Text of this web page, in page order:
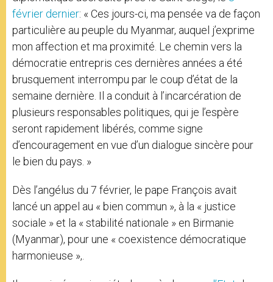
février dernier: « Ces jours-ci, ma pensée va de façon
particulière au peuple du Myanmar, auquel j’exprime
mon affection et ma proximité. Le chemin vers la
démocratie entrepris ces dernières années a été
brusquement interrompu par le coup d’état de la
semaine dernière. Il a conduit à l’incarcération de
plusieurs responsables politiques, qui je l’espère
seront rapidement libérés, comme signe
d’encouragement en vue d’un dialogue sincère pour
le bien du pays. »
Dès l’angélus du 7 février, le pape François avait
lancé un appel au « bien commun », à la « justice
sociale » et la « stabilité nationale » en Birmanie
(Myanmar), pour une « coexistence démocratique
harmonieuse »,.